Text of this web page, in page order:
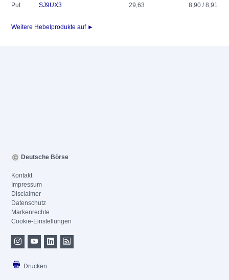
Put SJ9UX3 29,63 8,90 / 8,91
Weitere Hebelprodukte auf ►
Deutsche Börse
Kontakt
Impressum
Disclaimer
Datenschutz
Markenrechte
Cookie-Einstellungen
Drucken